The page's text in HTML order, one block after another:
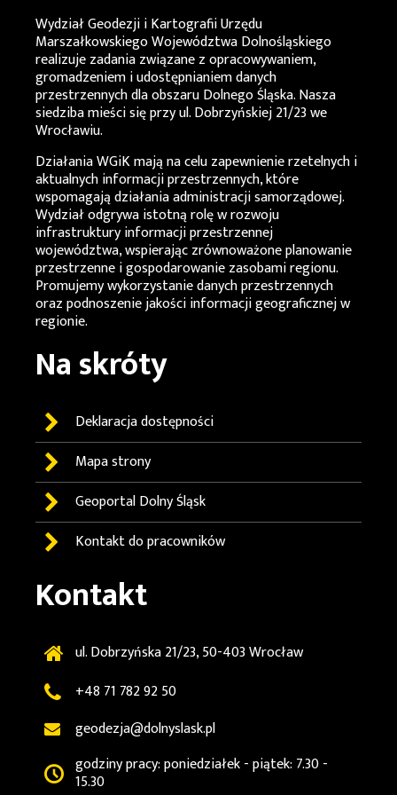
Wydział Geodezji i Kartografii Urzędu
Marszałkowskiego Województwa Dolnośląskiego
realizuje zadania związane z opracowywaniem,
gromadzeniem i udostępnianiem danych
przestrzennych dla obszaru Dolnego Śląska. Nasza
siedziba mieści się przy ul. Dobrzyńskiej 21/23 we
Wrocławiu.
DziałaniaWGiKmają na celu zapewnienie rzetelnych i
aktualnych informacji przestrzennych, które
wspomagają działania administracji samorządowej.
Wydział odgrywa istotną rolę w rozwoju
infrastruktury informacji przestrzennej
województwa, wspierając zrównoważone planowanie
przestrzenne i gospodarowanie zasobami regionu.
Promujemy wykorzystanie danych przestrzennych
oraz podnoszenie jakości informacji geograficznej w
regionie.
Na skróty
Deklaracja dostępności
Mapa strony
GeoportalDolny Śląsk
Kontakt do pracowników
Kontakt
ul. Dobrzyńska 21/23, 50-403 Wrocław
+48 71 782 92 50
geodezja@dolnyslask.pl
godziny pracy: poniedziałek - piątek: 7.30 -
15.30